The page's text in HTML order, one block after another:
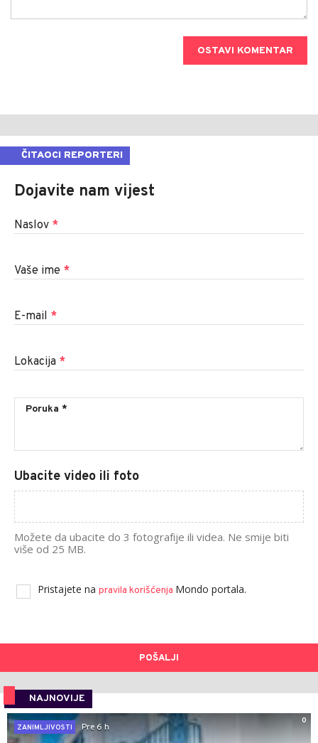
OSTAVI KOMENTAR
ČITAOCI REPORTERI
Dojavite nam vijest
Naslov *
Vaše ime *
E-mail *
Lokacija *
Ubacite video ili foto
Možete da ubacite do 3 fotografije ili videa. Ne smije biti
više od 25 MB.
Pristajete na pravila korišćenja Mondo portala.
POŠALJI
NAJNOVIJE
0
ZANIMLJIVOSTI
Pre 6 h